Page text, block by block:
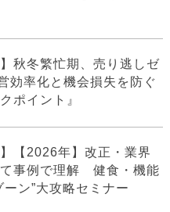
秋冬繁忙期、売り逃しゼ
効率化と機会損失を防ぐ
ポイント』
【2026年】改正・業界
事例で理解 健食・機能
ーン”大攻略セミナー